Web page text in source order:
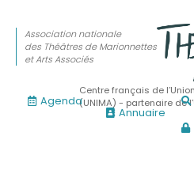
Association nationale
des Théâtres de Marionnettes
et Arts Associés
Centre français de
(UNIMA) - partenaire de
Agenda
Annuaire